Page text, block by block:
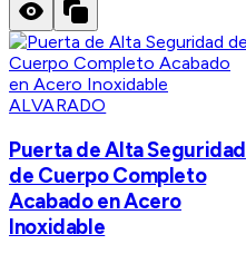
ALVARADO
Puerta de Alta Seguridad
de Cuerpo Completo
Acabado en Acero
Inoxidable